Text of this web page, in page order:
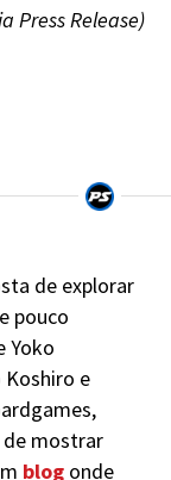
Press Release)
de explorar
pouco
Yoko
Koshiro e
mostrar
blog onde